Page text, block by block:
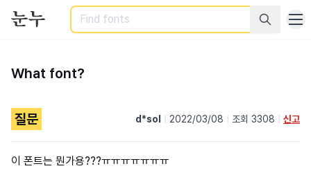
Search
What font?
질문 d*sol 2022/03/08 조회 3308 신고
이 폰트는 뭔가용???ㅠㅠㅠㅠㅠㅠㅠ